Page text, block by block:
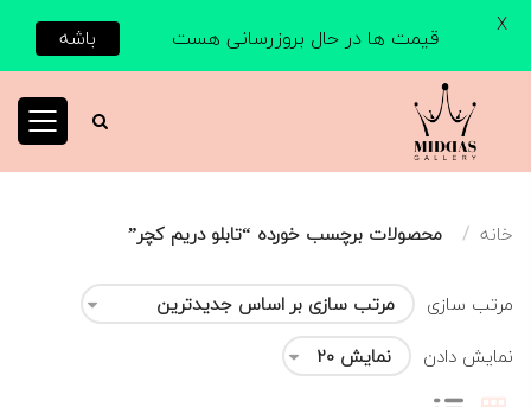
خانه محصولات برچسب خورده “تابلو دریم کچر”
مرتب سازی
نمایش دادن
قیمت ها در حال بروزرسانی هست باشه X